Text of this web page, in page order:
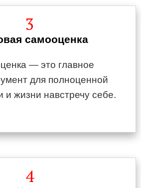
3
самооценка
— это главное
для полноценной
и жизни навстречу себе.
4